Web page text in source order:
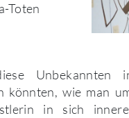
Toten
Unbekannten
könnten, wie man
in sich